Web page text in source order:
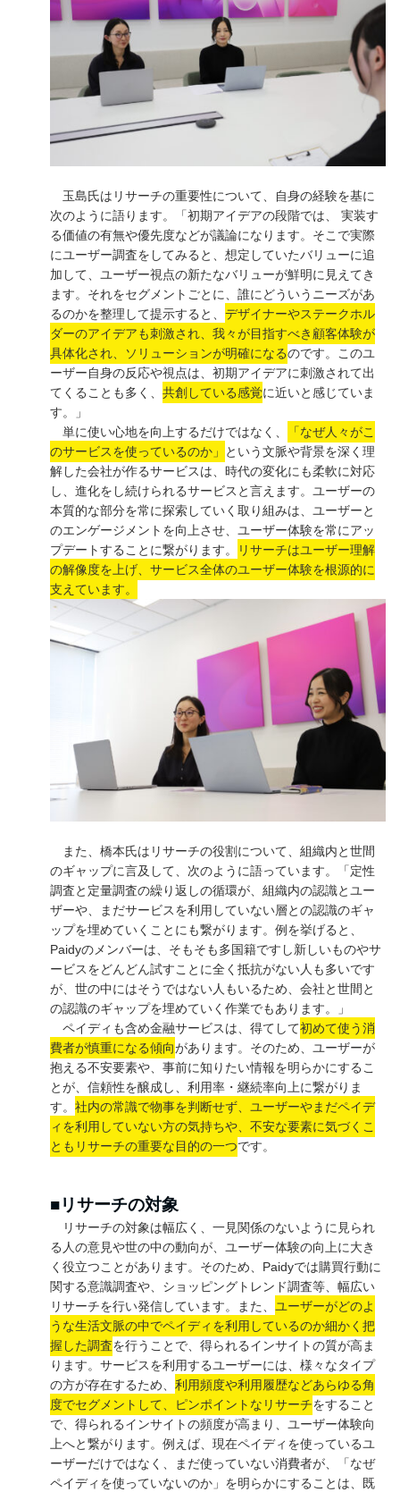
玉島氏はリサーチの重要性について、自身の経験を基に
次のように語ります。「初期アイデアの段階では、 実装す
る価値の有無や優先度などが議論になります。そこで実際
にユーザー調査をしてみると、想定していたバリューに追
加して、ユーザー視点の新たなバリューが鮮明に見えてき
ます。それをセグメントごとに、誰にどういうニーズがあ
るのかを整理して提示すると、 デザイナーやステークホル
ダーのアイデアも刺激され、我々が目指すべき顧客体験が
具体化され、ソリューションが明確になるのです。このユ
ーザー自身の反応や視点は、初期アイデアに刺激されて出
てくることも多く、 共創している感覚に近いと感じていま
す。」
単に使い心地を向上するだけではなく、
「なぜ人々がこ
のサービスを使っているのか」
という文脈や背景を深く理
解した会社が作るサービスは、時代の変化にも柔軟に対応
し、進化をし続けられるサービスと言えます。ユーザーの
本質的な部分を常に探索していく取り組みは、ユーザーと
のエンゲージメントを向上させ、ユーザー体験を常にアッ
プデートすることに繋がります。
リサーチはユーザー理解
の解像度を上げ、サービス全体のユーザー体験を根源的に
支えています。
また、橋本氏はリサーチの役割について、組織内と世間
のギャップに言及して、次のように語っています。「定性
調査と定量調査の繰り返しの循環が、組織内の認識とユー
ザーや、まだサービスを利用していない層との認識のギャ
ップを埋めていくことにも繋がります。例を挙げると、
Paidyのメンバーは、そもそも多国籍ですし新しいものやサ
ービスをどんどん試すことに全く抵抗がない人も多いです
が、世の中にはそうではない人もいるため、会社と世間と
の認識のギャップを埋めていく作業でもあります。」
ペイディも含め金融サービスは、得てして初めて使う消
費者が慎重になる傾向があります。そのため、ユーザーが
抱える不安要素や、事前に知りたい情報を明らかにするこ
とが、信頼性を醸成し、利用率・継続率向上に繋がりま
す。 社内の常識で物事を判断せず、ユーザーやまだペイデ
ィを利用していない方の気持ちや、不安な要素に気づくこ
ともリサーチの重要な目的の一つです。
■リサーチの対象
リサーチの対象は幅広く、一見関係のないように見られ
る人の意見や世の中の動向が、ユーザー体験の向上に大き
く役立つことがあります。そのため、Paidyでは購買行動に
関する意識調査や、ショッピングトレンド調査等、幅広い
リサーチを行い発信しています。また、 ユーザーがどのよ
うな生活文脈の中でペイディを利用しているのか細かく把
握した調査を行うことで、得られるインサイトの質が高ま
ります。サービスを利用するユーザーには、様々なタイプ
の方が存在するため、 利用頻度や利用履歴などあらゆる角
度でセグメントして、ピンポイントなリサーチをすること
で、得られるインサイトの頻度が高まり、ユーザー体験向
上へと繋がります。例えば、現在ペイディを使っているユ
ーザーだけではなく、まだ使っていない消費者が、「なぜ
ペイディを使っていないのか」を明らかにすることは、既